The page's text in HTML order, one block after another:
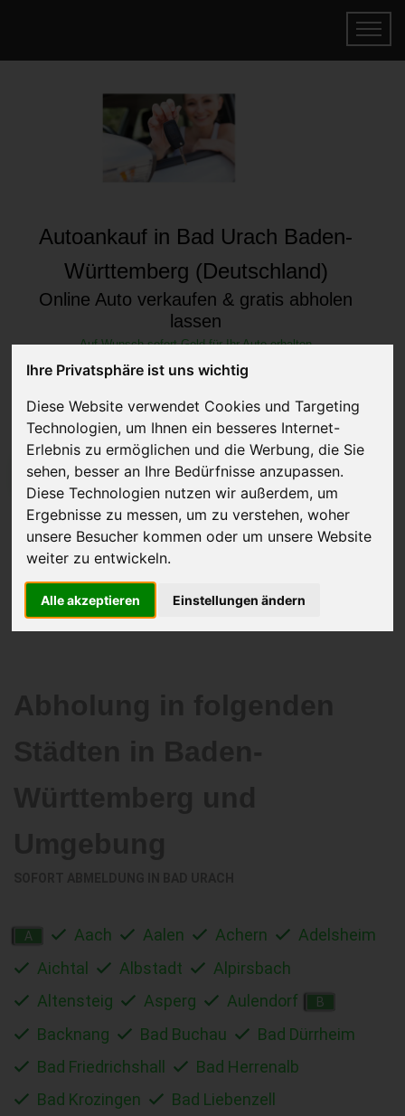
Ihre Privatsphäre ist uns wichtig
Diese Website verwendet Cookies und Targeting
Technologien, um Ihnen ein besseres Internet-
Erlebnis zu ermöglichen und die Werbung, die Sie
sehen, besser an Ihre Bedürfnisse anzupassen.
Diese Technologien nutzen wir außerdem, um
Ergebnisse zu messen, um zu verstehen, woher
unsere Besucher kommen oder um unsere Website
weiter zu entwickeln.
Alle akzeptieren Einstellungen ändern
Autoankauf in Bad Urach Baden-
Württemberg (Deutschland)
Online Auto verkaufen & gratis abholen
lassen
Auf Wunsch sofort Geld für Ihr Auto erhalten
JETZT KOSTENLOSE BEWERTUNG
Kostenloses Angebotfür den Ankauf Ihres Autos inklusive der
Abholung, auf Wunsch sofort Geld. Ihre Daten werden nicht mit Dritten
Wir garantieren 100% Sicherheit.
A Aach Aalen Achern
Adelsheim
Aichtal
Albstadt
Alpirsbach
Altensteig
Asperg Aulendorf B
Backnang Bad Buchau
Bad Dürrheim
Bad Friedrichshall
Bad Herrenalb
Bad Krozingen
Bad Liebenzell